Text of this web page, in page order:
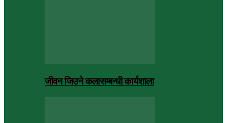
जीवन जिउने कलासम्बन्धी कार्यशाला